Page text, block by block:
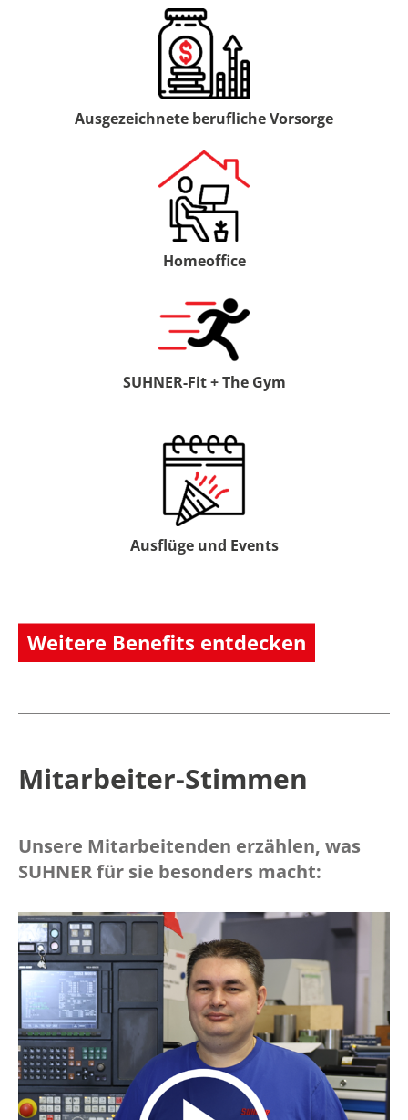
Ausgezeichnete berufliche Vorsorge
Homeoffice
SUHNER-Fit + The Gym
Ausflüge und Events
Weitere Benefits entdecken
Mitarbeiter-Stimmen
Unsere Mitarbeitenden erzählen, was
SUHNER für sie besonders macht: